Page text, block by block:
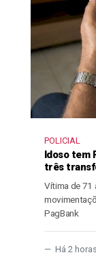
POLICIAL
Idoso tem
três
Vítima de 71
PagBank
Há 2 horas